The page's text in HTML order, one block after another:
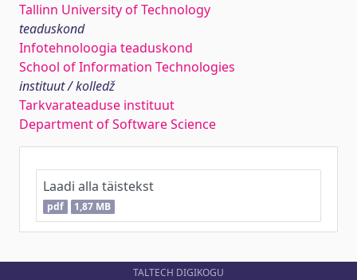
Tallinn University of Technology
teaduskond
Infotehnoloogia teaduskond
School of Information Technologies
instituut / kolledž
Tarkvarateaduse instituut
Department of Software Science
Laadi alla täistekst
pdf 1,87 MB
TALTECH DIGIKOGU